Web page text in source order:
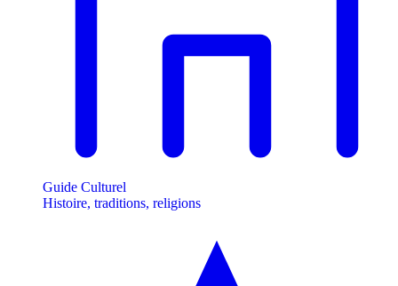
Guide Culturel
Histoire, traditions, religions